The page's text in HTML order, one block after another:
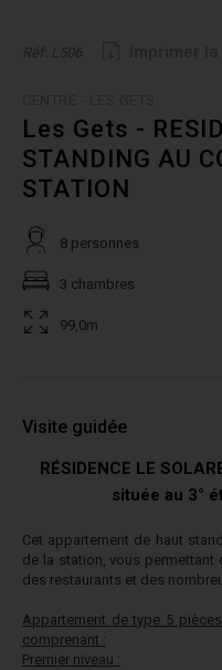
Réf. L506
Les Gets -
STANDING AU
STATION
8 personnes
3 chambres
99,0m
Visite guidée
RÉSIDENCE LE
située au 3°
Cet appartement de haut
de la station, vous permettant
des restaurants et des
Appartement de type 5
comprenant :
Premier niveau :